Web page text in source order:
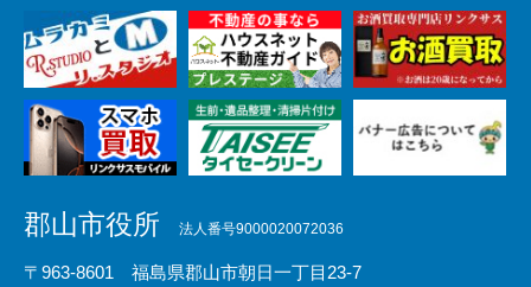
郡山市役所 法人番号9000020072036
〒963-8601 福島県郡山市朝日一丁目23-7